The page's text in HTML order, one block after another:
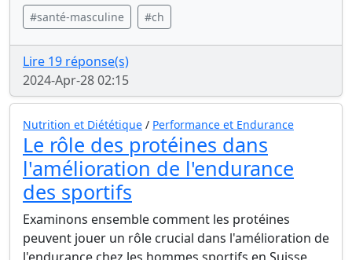
#santé-masculine #ch
Lire 19 réponse(s)
2024-Apr-28 02:15
Nutrition et Diététique / Performance et Endurance
Le rôle des protéines dans
l'amélioration de l'endurance
des sportifs
Examinons ensemble comment les protéines
peuvent jouer un rôle crucial dans l'amélioration de